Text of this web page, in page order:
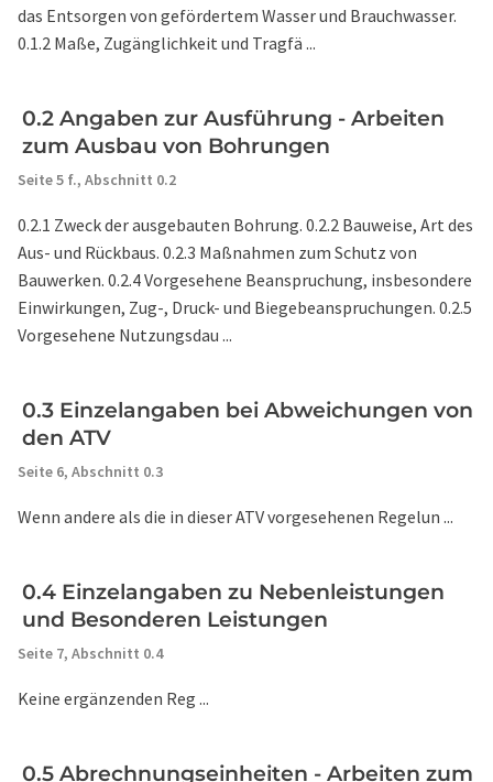
das Entsorgen von gefördertem Wasser und Brauchwasser.
0.1.2 Maße, Zugänglichkeit und Tragfä ...
0.2 Angaben zur Ausführung - Arbeiten
zum Ausbau von Bohrungen
Seite 5 f., Abschnitt 0.2
0.2.1 Zweck der ausgebauten Bohrung. 0.2.2 Bauweise, Art des
Aus- und Rückbaus. 0.2.3 Maßnahmen zum Schutz von
Bauwerken. 0.2.4 Vorgesehene Beanspruchung, insbesondere
Einwirkungen, Zug-, Druck- und Biegebeanspruchungen. 0.2.5
Vorgesehene Nutzungsdau ...
0.3 Einzelangaben bei Abweichungen von
den ATV
Seite 6, Abschnitt 0.3
Wenn andere als die in dieser ATV vorgesehenen Regelun ...
0.4 Einzelangaben zu Nebenleistungen
und Besonderen Leistungen
Seite 7, Abschnitt 0.4
Keine ergänzenden Reg ...
0.5 Abrechnungseinheiten - Arbeiten zum